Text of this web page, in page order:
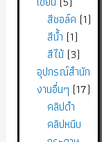
สีชอล์ค 1
สีน้ำ 1
สีไม้ 3
อุปกรณ์สำนัก
งานอื่นๆ 17
คลิปดำ
คลิปหนีบ